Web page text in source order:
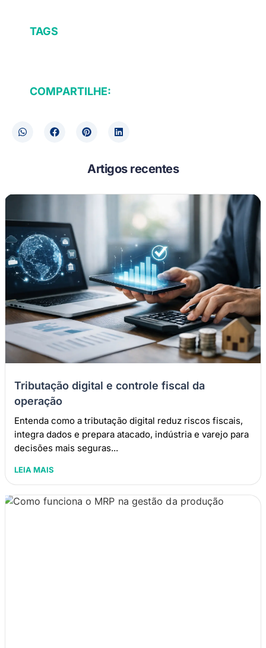
TAGS
COMPARTILHE:
Artigos recentes
Tributação digital e controle fiscal da
operação
Entenda como a tributação digital reduz riscos fiscais,
integra dados e prepara atacado, indústria e varejo para
decisões mais seguras...
LEIA MAIS